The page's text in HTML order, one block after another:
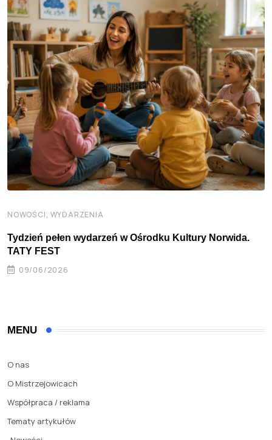
NOWOŚCI, WYDARZENIA
Tydzień pełen wydarzeń w Ośrodku Kultury Norwida.
TATY FEST
09/06/2026
MENU
O nas
O Mistrzejowicach
Współpraca / reklama
Tematy artykułów